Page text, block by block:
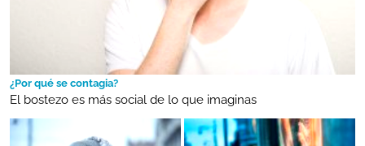
¿Por qué se contagia?
El bostezo es más social de lo que imaginas